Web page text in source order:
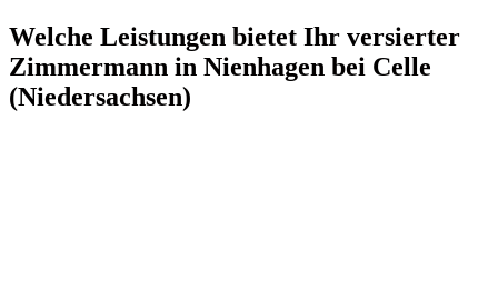
Welche Leistungen bietet Ihr versierter
Zimmermann in Nienhagen bei Celle
(Niedersachsen)